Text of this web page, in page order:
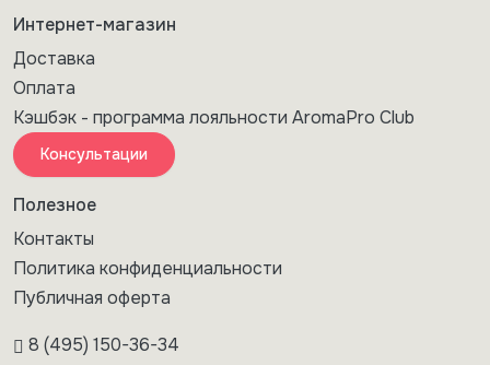
Интернет-магазин
Доставка
Оплата
Кэшбэк - программа лояльности AromaPro Club
Консультации
Полезное
Контакты
Политика конфиденциальности
Публичная оферта
8 (495) 150-36-34